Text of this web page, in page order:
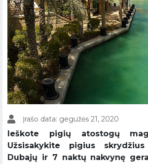
Įrašo data: gegužės 21, 2020
Ieškote pigių atostogų
Užsisakykite pigius
Dubajų ir 7 naktų nakvynę